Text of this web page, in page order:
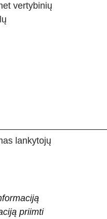
vertybinių
priimti